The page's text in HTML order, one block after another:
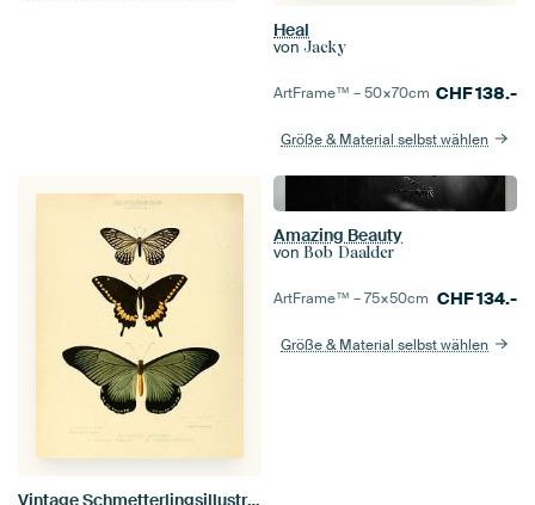
Heal
von Jacky
ArtFrame™ –50×70cm CHF138.-
Größe & Material selbst wählen
Vintage Schmetterlingsillustration
Amazing Beauty
von Bob Daalder
ArtFrame™ –75×50cm CHF134.-
Größe & Material selbst wählen